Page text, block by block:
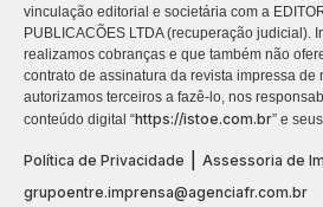
vinculação editorial e societária com a
PUBLICACÕES LTDA (recuperação judicial).
realizamos cobranças e que também não
contrato de assinatura da revista impressa de
autorizamos terceiros a fazê-lo, nos
conteúdo digital “https://istoe.com.br” e
Política de Privacidade
Assessoria de
grupoentre.imprensa@agenciafr.com.br